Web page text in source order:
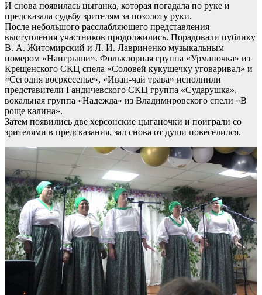
И снова появилась цыганка, которая погадала по руке и
предсказала судьбу зрителям за позолоту руки.
После небольшого расслабляющего представления
выступления участников продолжились. Порадовали публику
В. А. Житомирский и Л. И. Лавриненко музыкальным
номером «Наигрыши». Фольклорная группа «Урманочка» из
Крещенского СКЦ спела «Соловей кукушечку уговаривал» и
«Сегодня восркесенье», «Иван-чай трава» исполнили
представители Гандичевского СКЦ группа «Сударушка»,
вокальная группа «Надежда» из Владимировского спели «В
роще калина».
Затем появились две херсонские цыганочки и поиграли со
зрителями в предсказания, зал снова от души повеселился.